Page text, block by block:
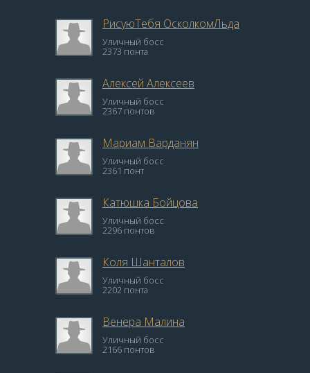
РисуюТебя ОсколкомЛьда
Уличный босс
2373 понта
Алексей Алексеев
Уличный босс
2367 понтов
Мариам Варданян
Уличный босс
2361 понт
Катюшка Бойцова
Уличный босс
2296 понтов
Коля Шанталов
Уличный босс
2202 понта
Венера Малина
Уличный босс
2166 понтов